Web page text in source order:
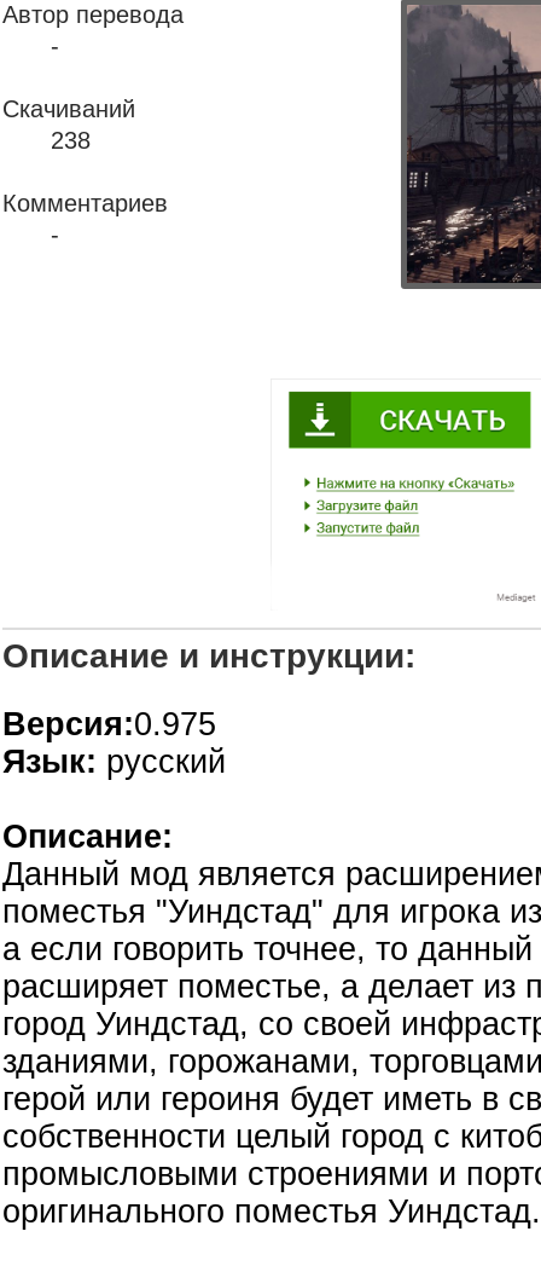
Автор перевода
-
Скачиваний
238
Комментариев
-
Описание и инструкции:
Версия:0.975
Язык: русский
Описание:
Данный мод является
поместья "Уиндстад" для игрока
а если говорить точнее, то
расширяет поместье, а делает из
город Уиндстад, со своей
зданиями, горожанами,
герой или героиня будет иметь в
собственности целый город с
промысловыми строениями и
оригинального поместья Уиндстад.